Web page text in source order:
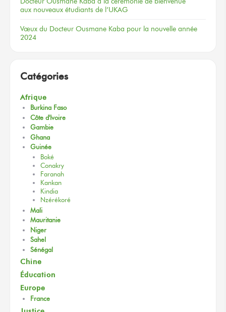
aux nouveaux étudiants de l’UKAG
Vœux du Docteur Ousmane Kaba pour la nouvelle année
2024
Catégories
Afrique
Burkina Faso
Côte d'Ivoire
Gambie
Ghana
Guinée
Boké
Conakry
Faranah
Kankan
Kindia
Nzérékoré
Mali
Mauritanie
Niger
Sahel
Sénégal
Chine
Éducation
Europe
France